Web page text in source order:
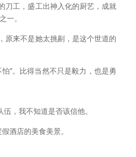
刀工，盛工出神入化的厨艺，成就
一。
原来不是她太挑剔，是这个世道的
”。比得当然不只是毅力，也是勇
，我不知道是否该信他。
酒店的美食美景。